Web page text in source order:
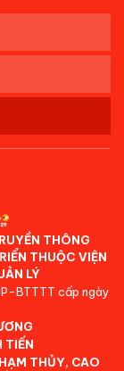
THÔNG
THUỘC VIỆN
LÝ
BTTTT cấp ngày
TIẾN
THỦY, CAO